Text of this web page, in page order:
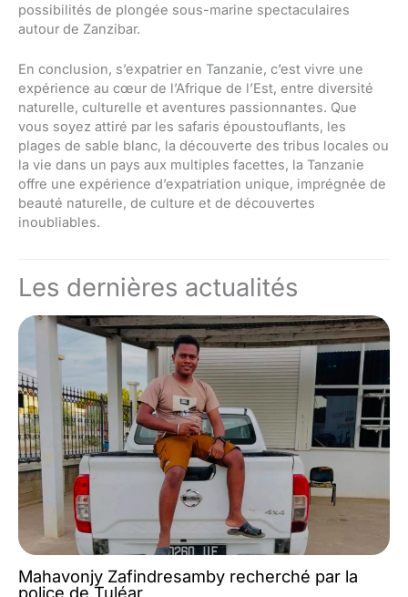
possibilités de plongée sous-marine spectaculaires
autour de Zanzibar.
En conclusion, s’expatrier en Tanzanie, c’est vivre une
expérience au cœur de l’Afrique de l’Est, entre diversité
naturelle, culturelle et aventures passionnantes. Que
vous soyez attiré par les safaris époustouflants, les
plages de sable blanc, la découverte des tribus locales ou
la vie dans un pays aux multiples facettes, la Tanzanie
offre une expérience d’expatriation unique, imprégnée de
beauté naturelle, de culture et de découvertes
inoubliables.
Les dernières actualités
Mahavonjy Zafindresamby recherché par la
police de Tuléar